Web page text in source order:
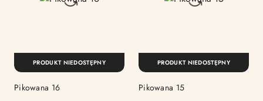
Pikowana 16
PRODUKT NIEDOSTĘPNY
Pikowana 15
PRODUKT NIEDOSTĘPNY